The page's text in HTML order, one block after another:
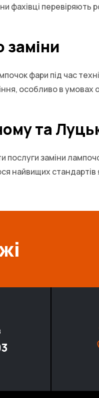
фахівці
заміни
фари під час
особливо в
та
послуги заміни
найвищих стандартів